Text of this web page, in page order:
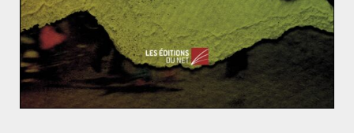
demeure un des principaux leviers de coopération
internationale. Loin d’être fondamentalement remise
en cause il s’agit plutôt aujourd’hui de trouver des
moyens plus transparents et optimaux de redistribuer
les richesses.